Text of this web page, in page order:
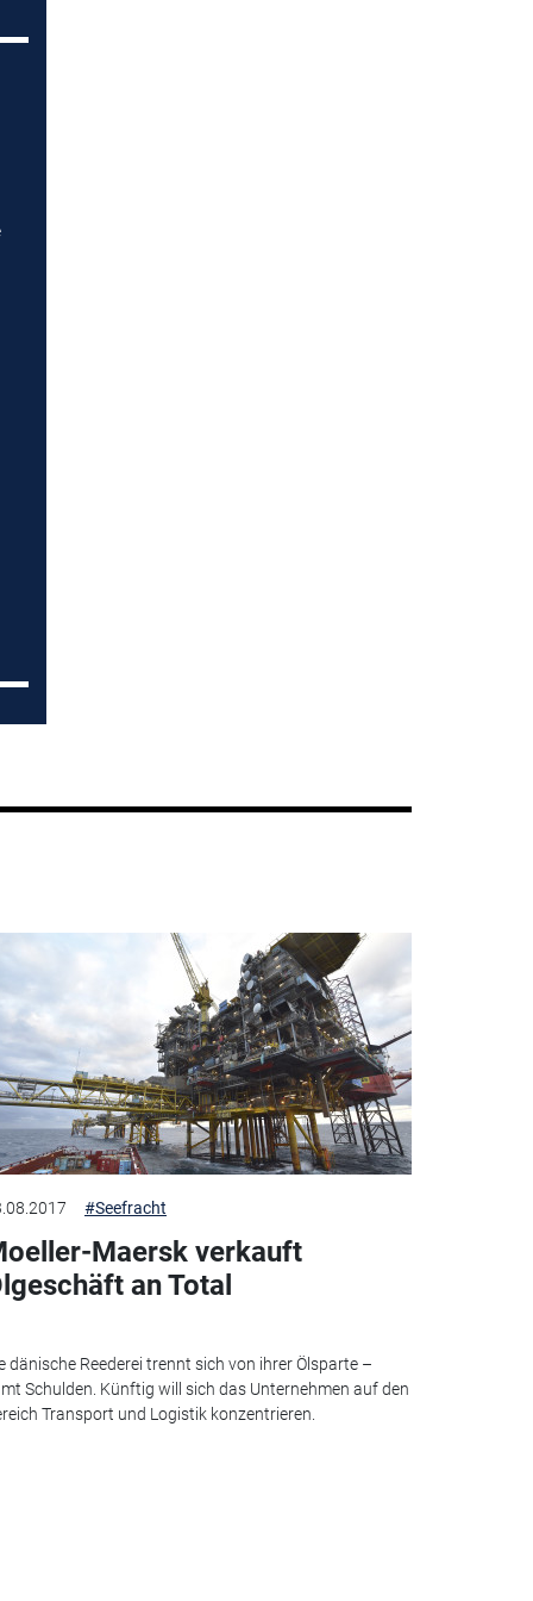
#Seefracht
Maersk verkauft
an Total
dänische Reederei trennt sich von ihrer Ölsparte –
Schulden. Künftig will sich das Unternehmen auf den
Transport und Logistik konzentrieren.